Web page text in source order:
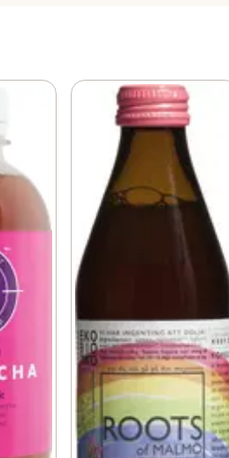
Kan innehålla klumpar av
och innehåll kan variera något
familjeföretag med framåtanda
kombucha är friskare och torrare
vilket gör den till den
måltidsdrycken eller
inte vill ha alkohol eller sött.
härlig smak från ekologiska
Hantverkskombucha från
till dig.